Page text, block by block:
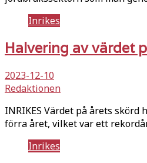
Inrikes
Halvering av värdet
2023-12-10
Redaktionen
INRIKES Värdet på årets
förra året, vilket var ett
Inrikes